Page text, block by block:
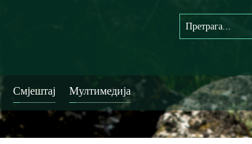
Смјештај Мултимедија